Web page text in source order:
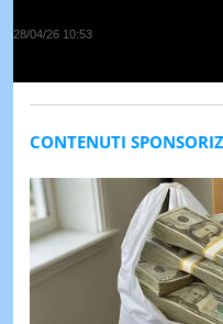
28/04/26 10:53